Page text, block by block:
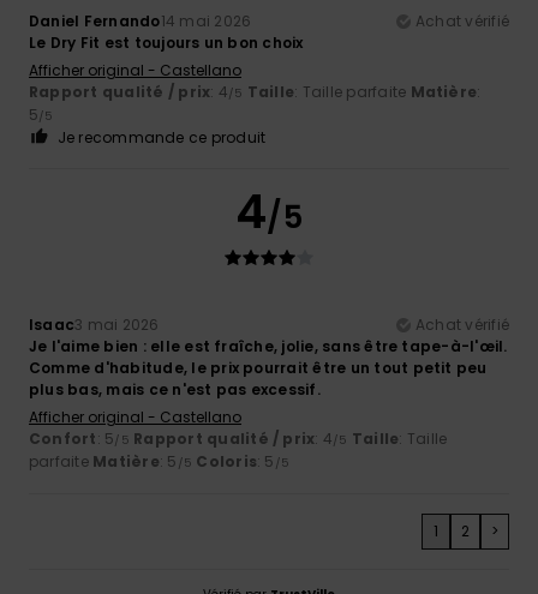
Daniel Fernando14 mai 2026
Achat vérifié
Le Dry Fit est toujours un bon choix
Afficher original - Castellano
Rapport qualité / prix: 4/5 Taille: Taille parfaite Matière:
5/5
Je recommande ce produit
4/5
Isaac3 mai 2026
Achat vérifié
Je l'aime bien : elle est fraîche, jolie, sans être tape-à-l'œil.
Comme d'habitude, le prix pourrait être un tout petit peu
plus bas, mais ce n'est pas excessif.
Afficher original - Castellano
Confort: 5/5 Rapport qualité / prix: 4/5 Taille: Taille
parfaite Matière: 5 /5 Coloris: 5 /5
1 2 >